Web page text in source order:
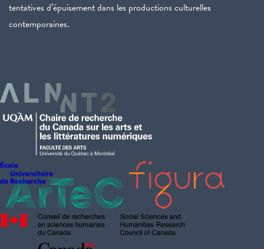
tentatives d’épuisement dans les productions culturelles
contemporaines.